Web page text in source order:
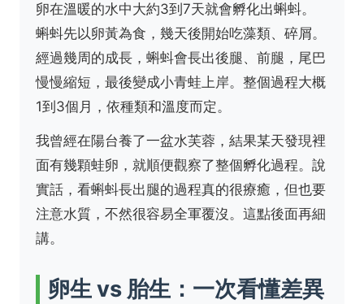
卵在溫暖的水中大約3到7天就會孵化出蝌蚪。
蝌蚪先以卵黃為食，幾天後開始吃藻類、碎屑。
經過幾周的成長，蝌蚪會長出後腿、前腿，尾巴
慢慢縮短，最後變成小青蛙上岸。整個過程大概
1到3個月，依種類和溫度而定。
我曾經在陽台養了一盆水芙蓉，結果某天發現裡
面有幾顆蛙卵，就順便觀察了整個孵化過程。說
實話，看蝌蚪長出腿的過程真的很療癒，但也要
注意水質，不然很容易全軍覆沒。這點後面再細
講。
卵生 vs 胎生：一次看懂差異